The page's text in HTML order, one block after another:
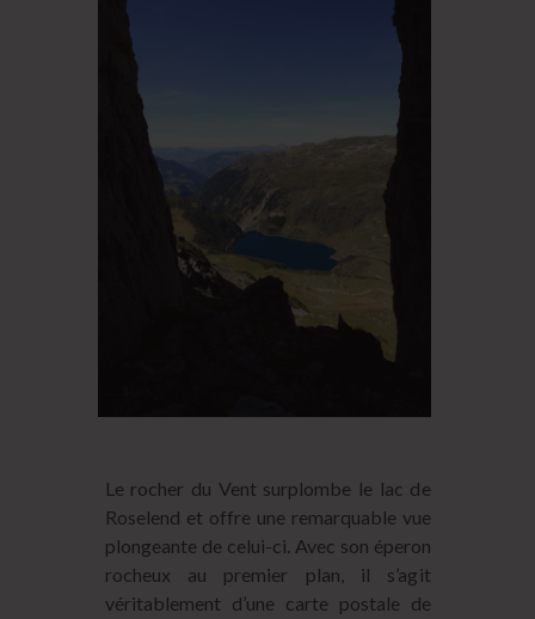
Le rocher du Vent surplombe le lac de
Roselend et offre une remarquable vue
plongeante de celui-ci. Avec son éperon
rocheux au premier plan, il s’agit
véritablement d’une carte postale de